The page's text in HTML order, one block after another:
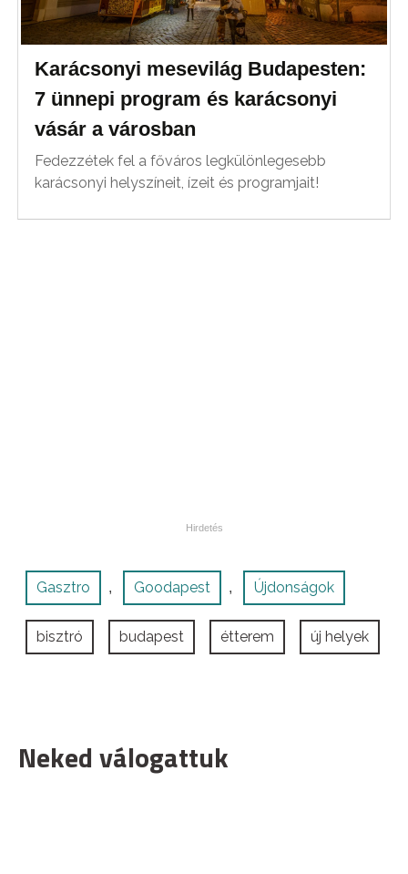
Karácsonyi mesevilág Budapesten:
7 ünnepi program és karácsonyi
vásár a városban
Fedezzétek fel a főváros legkülönlegesebb
karácsonyi helyszíneit, ízeit és programjait!
Gasztro , Goodapest , Újdonságok
bisztró budapest étterem új helyek
Neked válogattuk